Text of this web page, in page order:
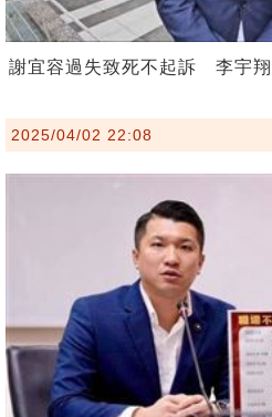
謝宜容過失致死不起訴 李宇
2025/04/02 22:08